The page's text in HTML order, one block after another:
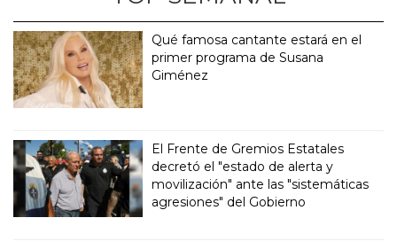
Qué famosa cantante estará en el
primer programa de Susana
Giménez
El Frente de Gremios Estatales
decretó el "estado de alerta y
movilización" ante las "sistemáticas
agresiones" del Gobierno